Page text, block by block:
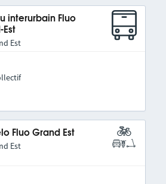
interurbain Fluo
Est
Est
Fluo Grand Est
Est